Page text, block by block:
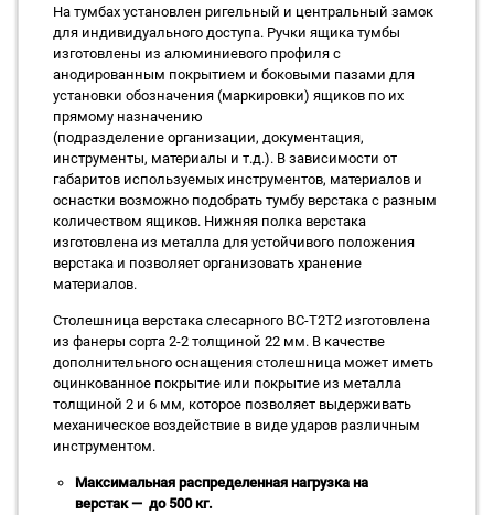
На тумбах установлен ригельный и центральный замок
для индивидуального доступа. Ручки ящика тумбы
изготовлены из алюминиевого профиля с
анодированным покрытием и боковыми пазами для
установки обозначения (маркировки) ящиков по их
прямому назначению
(подразделение организации, документация,
инструменты, материалы и т.д.). В зависимости от
габаритов используемых инструментов, материалов и
оснастки возможно подобрать тумбу верстака с разным
количеством ящиков. Нижняя полка верстака
изготовлена из металла для устойчивого положения
верстака и позволяет организовать хранение
материалов.
Столешница верстака слесарного ВС-Т2Т2 изготовлена
из фанеры сорта 2-2 толщиной 22 мм. В качестве
дополнительного оснащения столешница может иметь
оцинкованное покрытие или покрытие из металла
толщиной 2 и 6 мм, которое позволяет выдерживать
механическое воздействие в виде ударов различным
инструментом.
Максимальная распределенная нагрузка на
верстак — до 500 кг.